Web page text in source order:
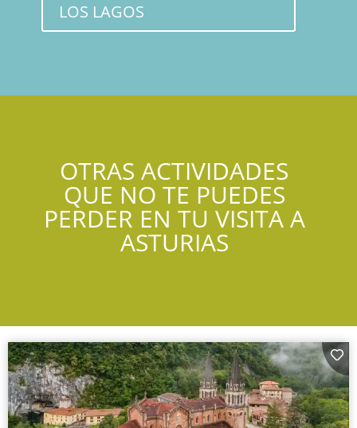
LOS LAGOS
OTRAS ACTIVIDADES
QUE NO TE PUEDES
PERDER EN TU VISITA A
ASTURIAS